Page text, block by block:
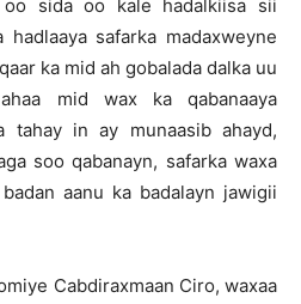
oo sida oo kale hadalkiisa sii
safarka madaxweyne
ka mid ah gobalada dalka uu
mid wax ka qabanaaya
tahay in ay munaasib ahayd,
soo qabanayn, safarka waxa
aanu ka badalayn jawigii
Cabdiraxmaan Ciro, waxaa